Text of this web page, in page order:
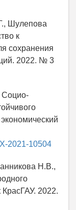
Шулепова
к
сохранения
2022. № 3
2021-10504
Н.В.,
КрасГАУ. 2022.